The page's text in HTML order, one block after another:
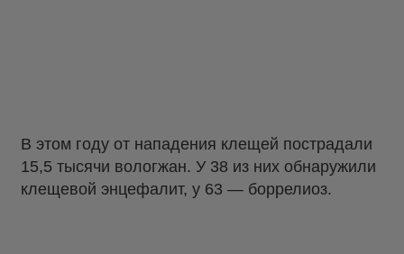
В этом году от нападения клещей пострадали
15,5 тысячи вологжан. У 38 из них обнаружили
клещевой энцефалит, у 63 — боррелиоз.